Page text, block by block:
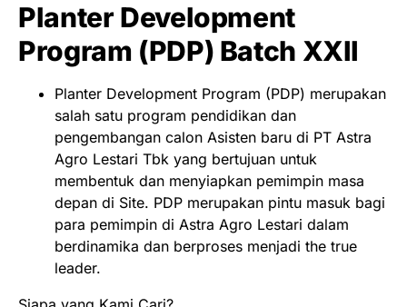
PlanterDevelopment
Program (PDP) Batch XXII
Planter Development Program (PDP) merupakan
salah satu program pendidikan dan
pengembangan calon Asisten baru di PT Astra
Agro Lestari Tbk yang bertujuan untuk
membentuk dan menyiapkan pemimpin masa
depan di Site. PDP merupakan pintu masuk bagi
para pemimpin di Astra Agro Lestari dalam
berdinamika dan berproses menjadi the true
leader.